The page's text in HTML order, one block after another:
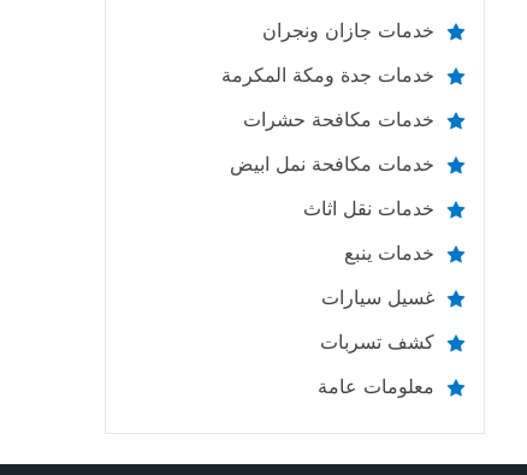
خدمات جازان ونجران
خدمات جدة ومكة المكرمة
خدمات مكافحة حشرات
خدمات مكافحة نمل ابيض
خدمات نقل اثاث
خدمات ينبع
غسيل سيارات
كشف تسربات
معلومات عامة